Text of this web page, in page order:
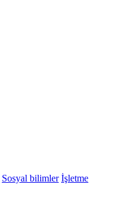
Sosyal bilimler İşletme